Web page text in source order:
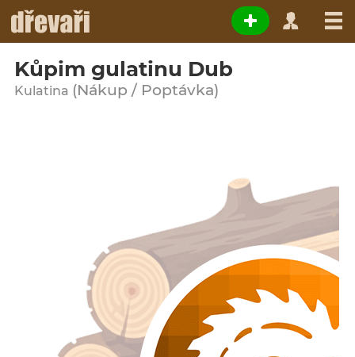
Kůpim gulatinu Dub
Kulatina (Nákup / Poptávka)